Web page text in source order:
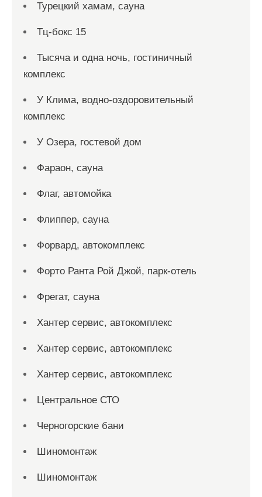
Турецкий хамам, сауна
Тц-бокс 15
Тысяча и одна ночь, гостиничный
комплекс
У Клима, водно-оздоровительный
комплекс
У Озера, гостевой дом
Фараон, сауна
Флаг, автомойка
Флиппер, сауна
Форвард, автокомплекс
Форто Ранта Рой Джой, парк-отель
Фрегат, сауна
Хантер сервис, автокомплекс
Хантер сервис, автокомплекс
Хантер сервис, автокомплекс
Центральное СТО
Черногорские бани
Шиномонтаж
Шиномонтаж